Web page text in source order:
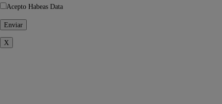
Acepto Habeas Data
X